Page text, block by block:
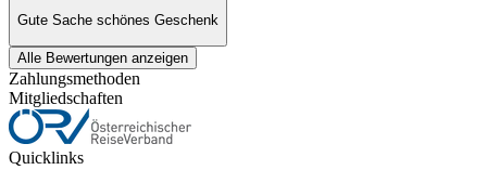
Gute Sache schönes Geschenk
Alle Bewertungen anzeigen
Zahlungsmethoden
Mitgliedschaften
Quicklinks